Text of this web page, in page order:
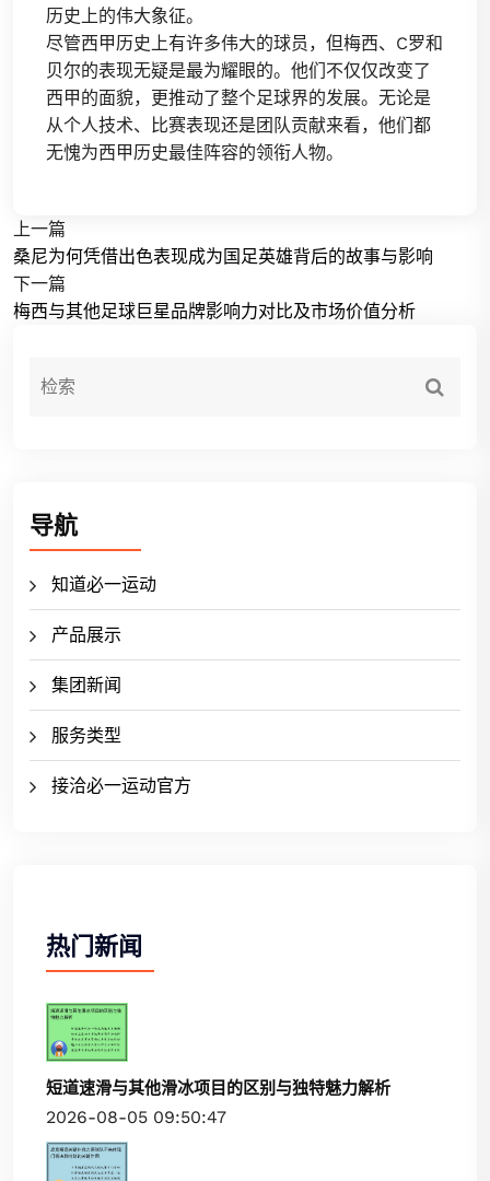
历史上的伟大象征。
尽管西甲历史上有许多伟大的球员，但梅西、C罗和
贝尔的表现无疑是最为耀眼的。他们不仅仅改变了
西甲的面貌，更推动了整个足球界的发展。无论是
从个人技术、比赛表现还是团队贡献来看，他们都
无愧为西甲历史最佳阵容的领衔人物。
上一篇
桑尼为何凭借出色表现成为国足英雄背后的故事与影响
下一篇
梅西与其他足球巨星品牌影响力对比及市场价值分析
导航
知道必一运动
产品展示
集团新闻
服务类型
接洽必一运动官方
热门新闻
短道速滑与其他滑冰项目的区别与独特魅力解析
2026-08-05 09:50:47